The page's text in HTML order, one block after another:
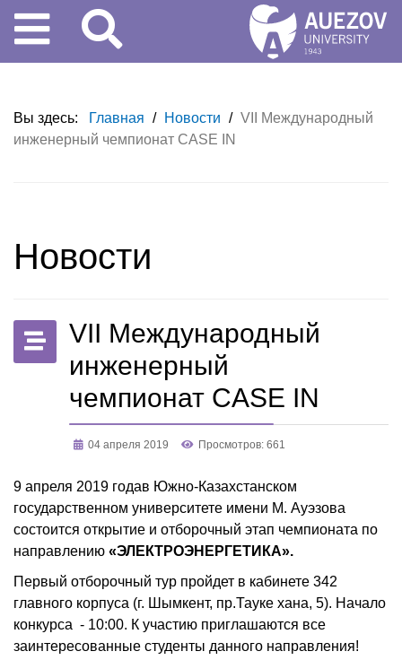
Вы здесь: Главная / Новости / VII Международный
инженерный чемпионат CASE IN
Новости
VII Международный
инженерный
чемпионат CASE IN
04 апреля 2019 Просмотров: 661
9 апреля 2019 годав Южно-Казахстанском
государственном университете имени М. Ауэзова
состоится открытие и отборочный этап чемпионата по
направлению «ЭЛЕКТРОЭНЕРГЕТИКА».
Первый отборочный тур пройдет в кабинете 342
главного корпуса (г. Шымкент, пр.Тауке хана, 5). Начало
конкурса - 10:00. К участию приглашаются все
заинтересованные студенты данного направления!